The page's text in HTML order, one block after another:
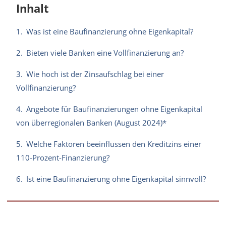
Inhalt
1. Was ist eine Baufinanzierung ohne Eigenkapital?
2. Bieten viele Banken eine Vollfinanzierung an?
3. Wie hoch ist der Zinsaufschlag bei einer
Vollfinanzierung?
4. Angebote für Baufinanzierungen ohne Eigenkapital
von überregionalen Banken (August 2024)*
5. Welche Faktoren beeinflussen den Kreditzins einer
110-Prozent-Finanzierung?
6. Ist eine Baufinanzierung ohne Eigenkapital sinnvoll?